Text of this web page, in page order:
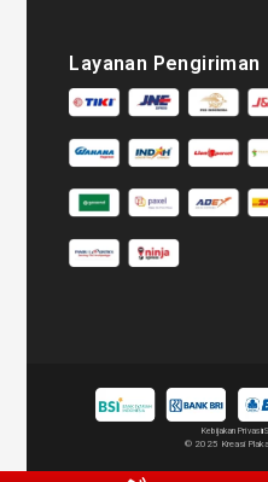
Layanan Pengiriman
Kebijakan Privasi
© 2025 Kreasi